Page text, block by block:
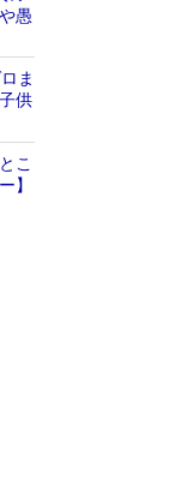
愚
ま
供
こ
】